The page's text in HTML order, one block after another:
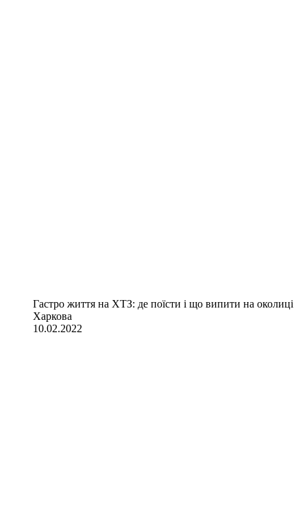
Гастро життя на ХТЗ: де поїсти і що випити на околиці
Харкова
10.02.2022